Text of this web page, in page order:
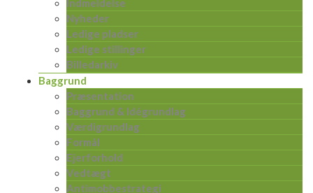
Indmeldelse
Nyheder
Ledige pladser
Ledige stillinger
Billedarkiv
Baggrund
Præsentation
Baggrund & Idégrundlag
Værdigrundlag
Formål
Ejerforhold
Vedtægt
Antimobbestrategi